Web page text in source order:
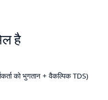
है
को भुगतान + वैकल्पिक TDS)